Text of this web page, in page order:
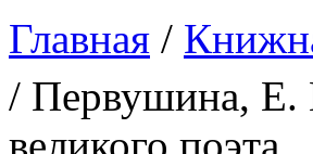
Вы здесь
Главная /
/ Первушина, Е.